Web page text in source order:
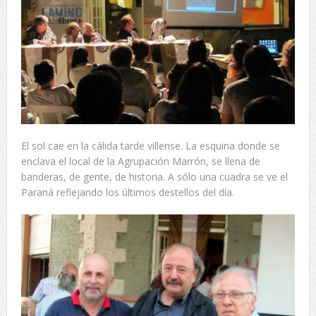
El sol cae en la cálida tarde villense. La esquina donde se
enclava el local de la Agrupación Marrón, se llena de
banderas, de gente, de historia. A sólo una cuadra se ve el
Paraná reflejando los últimos destellos del día.